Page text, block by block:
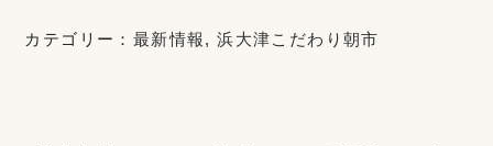
カテゴリー： 最新情報,浜大津こだわり朝市